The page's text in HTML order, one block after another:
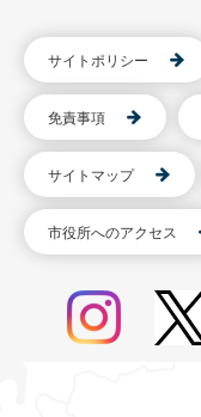
サイトポリシー
免責事項
サイトマップ
市役所へのアクセス